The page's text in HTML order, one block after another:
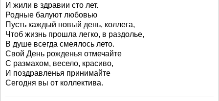
И жили в здравии сто лет.
Родные балуют любовью
Пусть каждый новый день, коллега,
Чтоб жизнь прошла легко, в раздолье,
В душе всегда смеялось лето.
Свой День рожденья отмечайте
С размахом, весело, красиво,
И поздравленья принимайте
Сегодня вы от коллектива.